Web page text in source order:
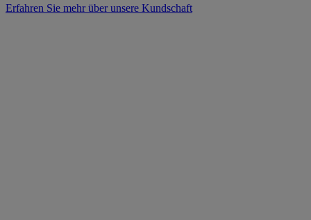
Erfahren Sie mehr über unsere Kundschaft